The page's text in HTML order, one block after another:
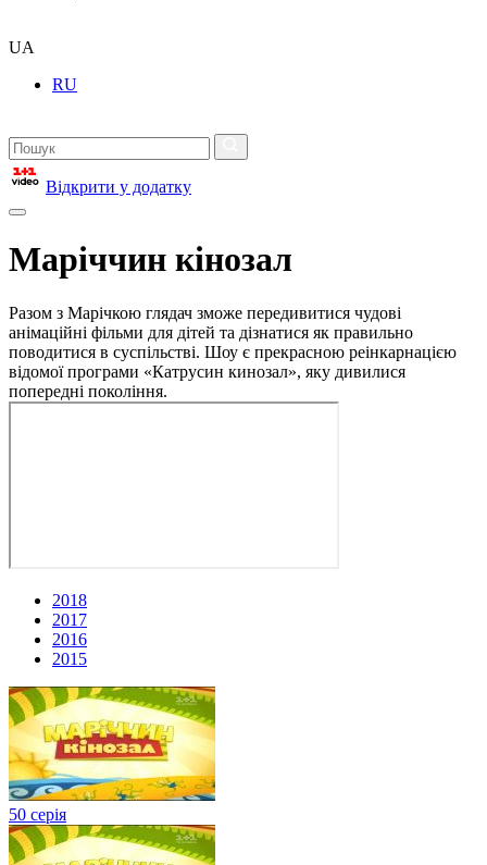
UA
RU
Відкрити у додатку
Маріччин кінозал
Разом з Марічкою глядач зможе передивитися чудові
анімаційні фільми для дітей та дізнатися як правильно
поводитися в суспільстві. Шоу є прекрасною реінкарнацією
відомої програми «Катрусин кинозал», яку дивилися
попередні покоління.
2018
2017
2016
2015
50 серія